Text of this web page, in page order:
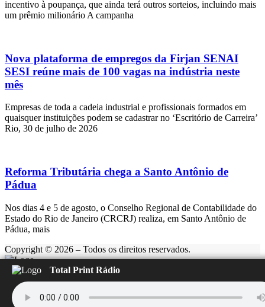
incentivo à poupança, que ainda terá outros sorteios, incluindo mais
um prêmio milionário A campanha
Nova plataforma de empregos da Firjan SENAI
SESI reúne mais de 100 vagas na indústria neste
mês
Empresas de toda a cadeia industrial e profissionais formados em
quaisquer instituições podem se cadastrar no ‘Escritório de Carreira’
Rio, 30 de julho de 2026
Reforma Tributária chega a Santo Antônio de
Pádua
Nos dias 4 e 5 de agosto, o Conselho Regional de Contabilidade do
Estado do Rio de Janeiro (CRCRJ) realiza, em Santo Antônio de
Pádua, mais
Copyright © 2026 – Todos os direitos reservados.
Total Print Rádio
Rádio Feliz
Carregando...
▶️ ⏹️